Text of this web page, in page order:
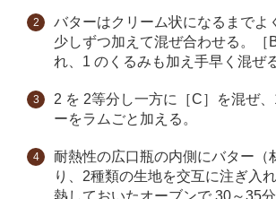
バターはクリーム状になるまでよ
少しずつ加えて混ぜ合わせる。［
れ、1 のくるみも加え手早く混ぜる
2 を 2等分し一方に［C］を混ぜ
ーをラムごと加える。
耐熱性の広口瓶の内側にバター（
り、2種類の生地を交互に注ぎ入